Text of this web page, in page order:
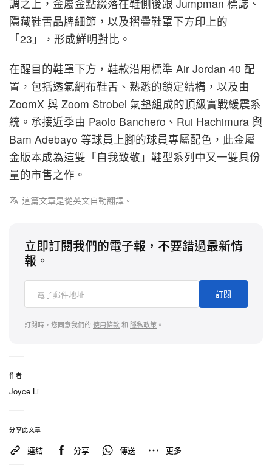
調之上，金屬金點綴落在鞋側後跟 Jumpman 標誌、
隱藏鞋舌品牌細節，以及摺疊鞋罩下方印上的
「23」，形成鮮明對比。
在醒目的鞋罩下方，鞋款沿用標準 Air Jordan 40 配
置，包括透氣網布鞋舌、熟悉的鎖定結構，以及由
ZoomX 與 Zoom Strobel 氣墊組成的頂級實戰緩震系
統。承接近季由 Paolo Banchero、Rui Hachimura 與
Bam Adebayo 等球員上腳的球員專屬配色，此金屬
金版本成為這雙「自我致敬」鞋型系列中又一雙具份
量的市售之作。
這篇文章是從英文自動翻譯。
立即訂閱我們的電子報，不要錯過最新情
報。
訂閱
訂閱時，您同意我們的 使用條款和 隱私政策 。
作者
Joyce Li
分享此文章
連結 分享 傳送 更多